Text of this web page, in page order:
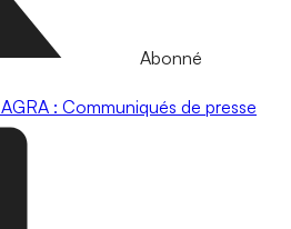
Abonné
AGRA : Communiqués de presse